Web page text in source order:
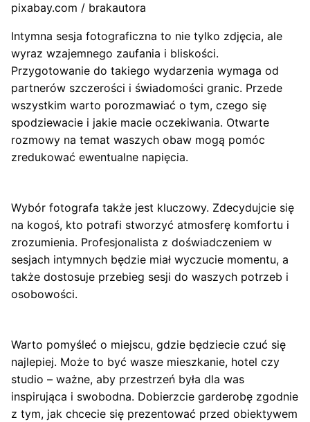
pixabay.com / brakautora
Intymna sesja fotograficzna to nie tylko zdjęcia, ale
wyraz wzajemnego zaufania i bliskości.
Przygotowanie do takiego wydarzenia wymaga od
partnerów szczerości i świadomości granic. Przede
wszystkim warto porozmawiać o tym, czego się
spodziewacie i jakie macie oczekiwania. Otwarte
rozmowy na temat waszych obaw mogą pomóc
zredukować ewentualne napięcia.
Wybór fotografa także jest kluczowy. Zdecydujcie się
na kogoś, kto potrafi stworzyć atmosferę komfortu i
zrozumienia. Profesjonalista z doświadczeniem w
sesjach intymnych będzie miał wyczucie momentu, a
także dostosuje przebieg sesji do waszych potrzeb i
osobowości.
Warto pomyśleć o miejscu, gdzie będziecie czuć się
najlepiej. Może to być wasze mieszkanie, hotel czy
studio – ważne, aby przestrzeń była dla was
inspirująca i swobodna. Dobierzcie garderobę zgodnie
z tym, jak chcecie się prezentować przed obiektywem